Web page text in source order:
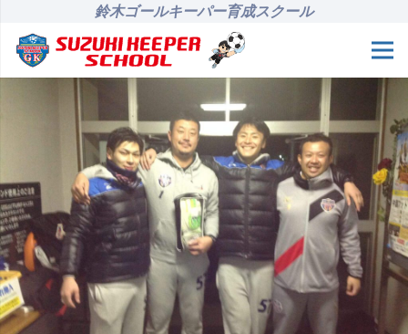
鈴木ゴールキーパー育成スクール